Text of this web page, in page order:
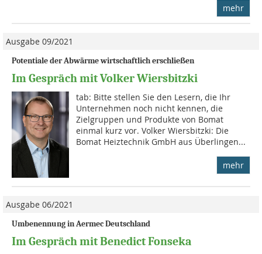
mehr
Ausgabe 09/2021
Potentiale der Abwärme wirtschaftlich erschließen
Im Gespräch mit Volker Wiersbitzki
tab: Bitte stellen Sie den Lesern, die Ihr
Unternehmen noch nicht kennen, die
Zielgruppen und Produkte von Bomat
einmal kurz vor. Volker Wiersbitzki: Die
Bomat Heiztechnik GmbH aus Überlingen...
mehr
Ausgabe 06/2021
Umbenennung in Aermec Deutschland
Im Gespräch mit Benedict Fonseka